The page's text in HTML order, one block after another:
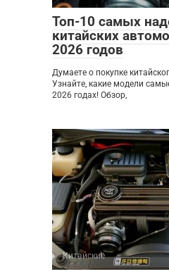
Топ-10 самых
китайских
2026 годов
Думаете о покупке
Узнайте, какие модели
2026 годах! Обзор,
Китайские